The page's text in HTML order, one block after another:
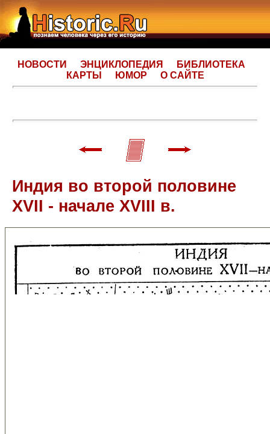
НОВОСТИ ЭНЦИКЛОПЕДИЯ
БИБЛИОТЕКА
КАРТЫ
ЮМОР О САЙТЕ
Индия во второй половине
XVII - начале XVIII в.